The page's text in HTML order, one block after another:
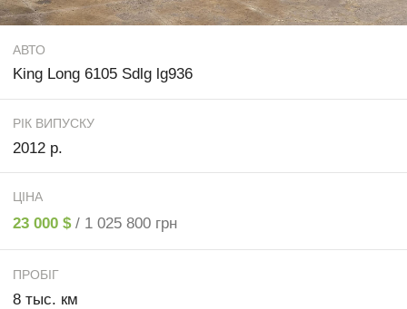
АВТО
King Long 6105 Sdlg lg936
РІК ВИПУСКУ
2012 р.
ЦІНА
23 000 $ / 1 025 800 грн
ПРОБІГ
8 тыс. км